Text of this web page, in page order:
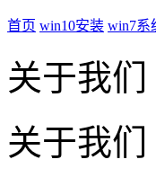
首页 win10安装 win7系
关于我们
关于我们